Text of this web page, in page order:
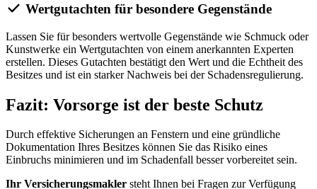
Wertgutachten für besondere Gegenstände
Lassen Sie für besonders wertvolle Gegenstände wie Schmuck oder
Kunstwerke ein Wertgutachten von einem anerkannten Experten
erstellen. Dieses Gutachten bestätigt den Wert und die Echtheit des
Besitzes und ist ein starker Nachweis bei der Schadensregulierung.
Fazit: Vorsorge ist der beste Schutz
Durch effektive Sicherungen an Fenstern und eine gründliche
Dokumentation Ihres Besitzes können Sie das Risiko eines
Einbruchs minimieren und im Schadenfall besser vorbereitet sein.
Ihr Versicherungsmakler steht Ihnen bei Fragen zur Verfügung